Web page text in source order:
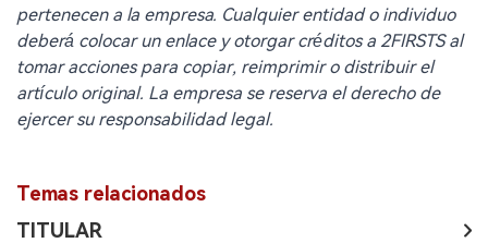
pertenecen a la empresa. Cualquier entidad o individuo
deberá colocar un enlace y otorgar créditos a 2FIRSTS al
tomar acciones para copiar, reimprimir o distribuir el
artículo original. La empresa se reserva el derecho de
ejercer su responsabilidad legal.
Temas relacionados
TITULAR